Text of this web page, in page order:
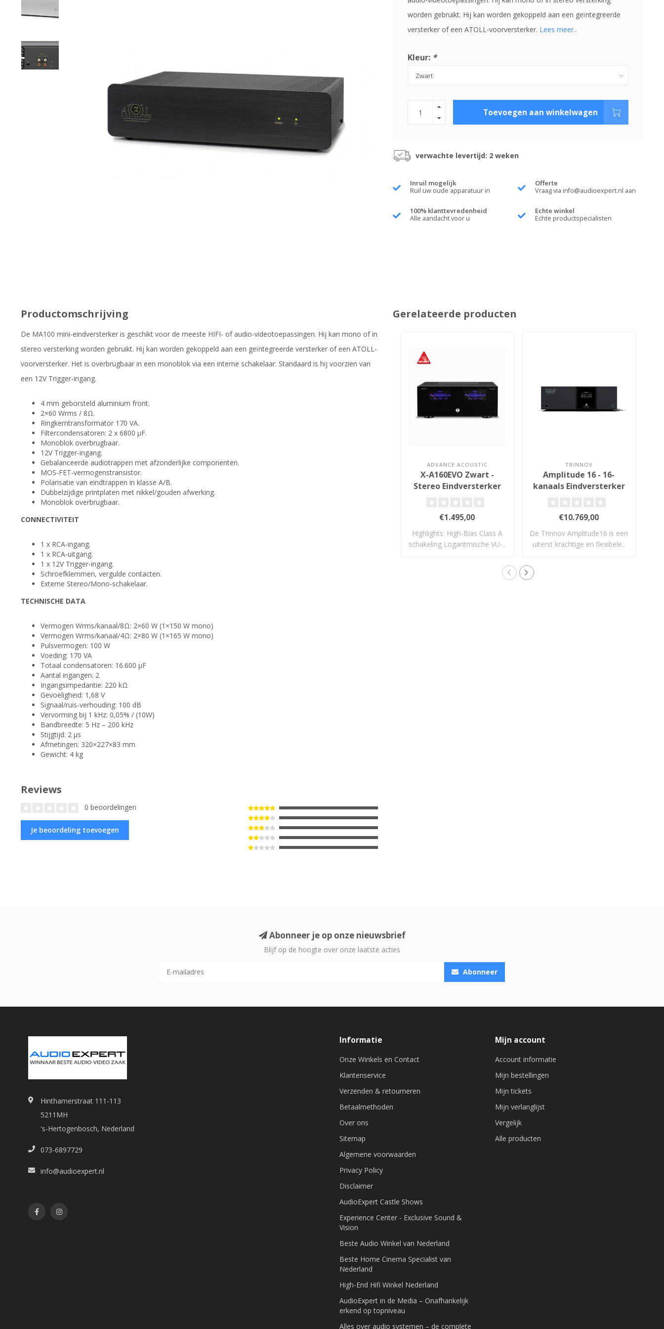
worden gebruikt. Hij kan worden gekoppeld aan een geïntegreerde
versterker of een ATOLL-voorversterker. Lees meer..
Kleur: *
Toevoegen aan winkelwagen
verwachte levertijd: 2 weken
Inruil mogelijk
Ruil uw oude apparatuur in
Offerte
Vraag via info@audioexpert.nl aan
100% klanttevredenheid
Alle aandacht voor u
Echte winkel
Echte productspecialisten
Productomschrijving
De MA100 mini-eindversterker is geschikt voor de meeste HIFI- of audio-videotoepassingen. Hij kan mono of in
stereo versterking worden gebruikt. Hij kan worden gekoppeld aan een geïntegreerde versterker of een ATOLL-
voorversterker. Het is overbrugbaar in een monoblok via een interne schakelaar. Standaard is hij voorzien van
een 12V Trigger-ingang.
4 mm geborsteld aluminium front.
2×60 Wrms / 8Ω.
Ringkerntransformator 170 VA.
Filtercondensatoren: 2 x 6800 μF.
Monoblok overbrugbaar.
12V Trigger-ingang.
Gebalanceerde audiotrappen met afzonderlijke componenten.
MOS-FET-vermogenstransistor.
Polarisatie van eindtrappen in klasse A/B.
Dubbelzijdige printplaten met nikkel/gouden afwerking.
Monoblok overbrugbaar.
CONNECTIVITEIT
1 x RCA-ingang.
1 x RCA-uitgang.
1 x 12V Trigger-ingang.
Schroefklemmen, vergulde contacten.
Externe Stereo/Mono-schakelaar.
TECHNISCHE DATA
Vermogen Wrms/kanaal/8Ω: 2×60 W (1×150 W mono)
Vermogen Wrms/kanaal/4Ω: 2×80 W (1×165 W mono)
Pulsvermogen: 100 W
Voeding: 170 VA
Totaal condensatoren: 16.600 µF
Aantal ingangen: 2
Ingangsimpedantie: 220 kΩ
Gevoeligheid: 1,68 V
Signaal/ruis-verhouding: 100 dB
Vervorming bij 1 kHz: 0,05% / (10W)
Bandbreedte: 5 Hz – 200 kHz
Stijgtijd: 2 µs
Afmetingen: 320×227×83 mm
Gewicht: 4 kg
Reviews
0 beoordelingen
Je beoordeling toevoegen
Gerelateerde producten
ADVANCE ACOUSTIC
X-A160EVO Zwart -
Stereo Eindversterker
€1.495,00
Highlights: High-Bias Class A
schakeling Logaritmische VU-..
TRINNOV
Amplitude 16 - 16-
kanaals Eindversterker
€10.769,00
De Trinnov Amplitude16 is een
uiterst krachtige en flexibele..
Abonneer je op onze nieuwsbrief
Blijf op de hoogte over onze laatste acties
Abonneer
Hinthamerstraat 111-113
5211MH
's-Hertogenbosch, Nederland
073-6897729
info@audioexpert.nl
Informatie
Onze Winkels en Contact
Klantenservice
Verzenden & retourneren
Betaalmethoden
Over ons
Sitemap
Algemene voorwaarden
Privacy Policy
Disclaimer
AudioExpert Castle Shows
Experience Center - Exclusive Sound &
Vision
Beste Audio Winkel van Nederland
Beste Home Cinema Specialist van
Nederland
High-End Hifi Winkel Nederland
AudioExpert in de Media – Onafhankelijk
erkend op topniveau
Alles over audio systemen – de complete
Mijn account
Account informatie
Mijn bestellingen
Mijn tickets
Mijn verlanglijst
Vergelijk
Alle producten